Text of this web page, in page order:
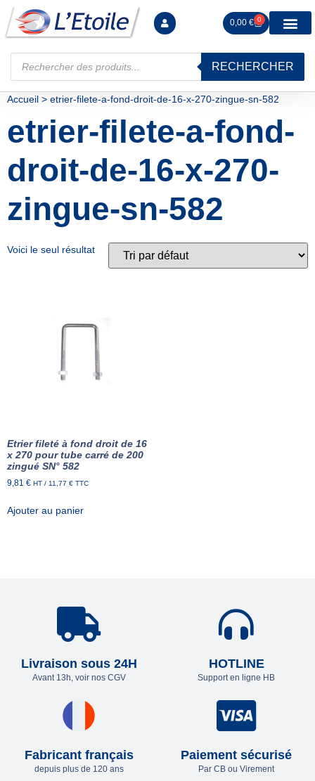
0,00 € 0
RECHERCHER
Accueil > etrier-filete-a-fond-droit-de-16-x-270-zingue-sn-582
etrier-filete-a-fond-
droit-de-16-x-270-
zingue-sn-582
Voici le seul résultat
Etrier fileté à fond droit de 16
x 270 pour tube carré de 200
zingué SN° 582
9,81 € HT / 11,77 € TTC
Ajouter au panier
Livraison sous 24H
Avant 13h, voir nos CGV
HOTLINE
Support en ligne HB
Fabricant français
depuis plus de 120 ans
Paiement sécurisé
Par CB ou Virement